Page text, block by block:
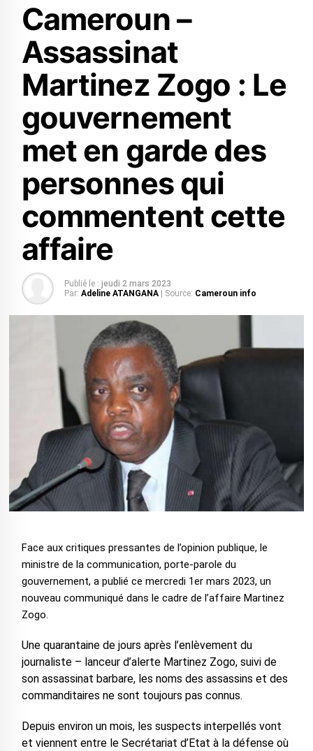
Cameroun –
Assassinat
Martinez Zogo : Le
gouvernement
met en garde des
personnes qui
commentent cette
affaire
Publié le : jeudi 2 mars 2023
Par: Adeline ATANGANA | Source: Cameroun info
Face aux critiques pressantes de l’opinion publique, le
ministre de la communication, porte-parole du
gouvernement, a publié ce mercredi 1er mars 2023, un
nouveau communiqué dans le cadre de l’affaire Martinez
Zogo.
Une quarantaine de jours après l’enlèvement du
journaliste – lanceur d’alerte Martinez Zogo, suivi de
son assassinat barbare, les noms des assassins et des
commanditaires ne sont toujours pas connus.
Depuis environ un mois, les suspects interpellés vont
et viennent entre le Secrétariat d’Etat à la défense où